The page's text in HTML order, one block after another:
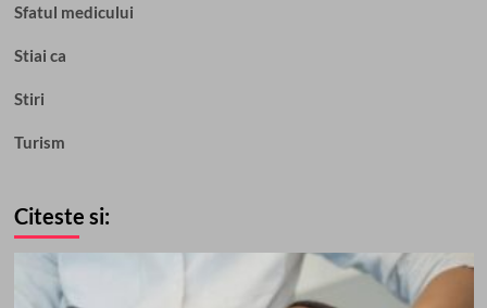
Sfatul medicului
Stiai ca
Stiri
Turism
Citeste si: